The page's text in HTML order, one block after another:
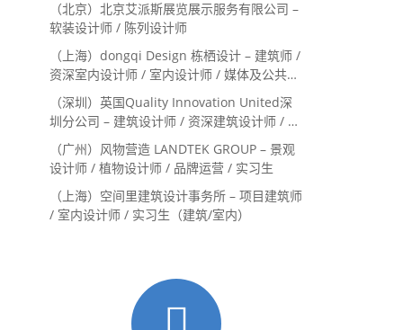
Landscape Designer
（北京）北京艾派斯展览展示服务有限公司 –
软装设计师 / 陈列设计师
（上海）dongqi Design 栋栖设计 – 建筑师 /
资深室内设计师 / 室内设计师 / 媒体及公共关
系主管 / 设计实习生（常年招聘）
（深圳）英国Quality Innovation United深
圳分公司 – 建筑设计师 / 资深建筑设计师 / 室
内设计师 / 设计实习生
（广州）风物营造 LANDTEK GROUP – 景观
设计师 / 植物设计师 / 品牌运营 / 实习生
（上海）空间里建筑设计事务所 – 项目建筑师
/ 室内设计师 / 实习生（建筑/室内）